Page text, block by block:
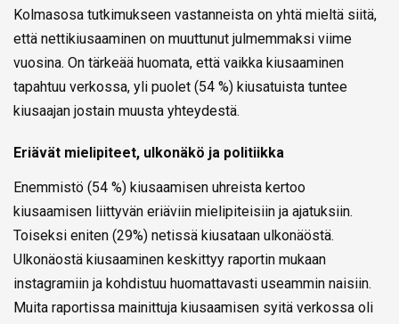
Kolmasosa tutkimukseen vastanneista on yhtä mieltä siitä,
että nettikiusaaminen on muuttunut julmemmaksi viime
vuosina. On tärkeää huomata, että vaikka kiusaaminen
tapahtuu verkossa, yli puolet (54 %) kiusatuista tuntee
kiusaajan jostain muusta yhteydestä.
Eriävät mielipiteet, ulkonäkö ja politiikka
Enemmistö (54 %) kiusaamisen uhreista kertoo
kiusaamisen liittyvän eriäviin mielipiteisiin ja ajatuksiin.
Toiseksi eniten (29%) netissä kiusataan ulkonäöstä.
Ulkonäostä kiusaaminen keskittyy raportin mukaan
instagramiin ja kohdistuu huomattavasti useammin naisiin.
Muita raportissa mainittuja kiusaamisen syitä verkossa oli